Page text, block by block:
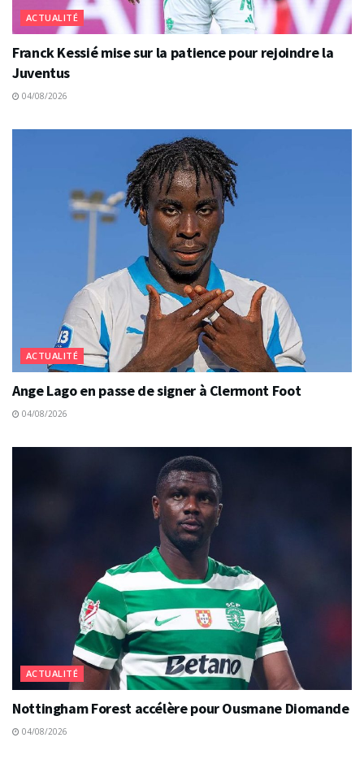
ACTUALITÉ
Franck Kessié mise sur la patience pour rejoindre la
Juventus
04/08/2026
ACTUALITÉ
Ange Lago en passe de signer à Clermont Foot
04/08/2026
ACTUALITÉ
Nottingham Forest accélère pour Ousmane Diomande
04/08/2026